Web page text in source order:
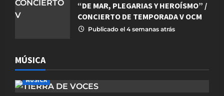
“DE MAR, PLEGARIAS Y HEROÍSMO” /
CONCIERTO DE TEMPORADA V OCM
Publicado el 4 semanas atrás
MÚSICA
MÚSICA